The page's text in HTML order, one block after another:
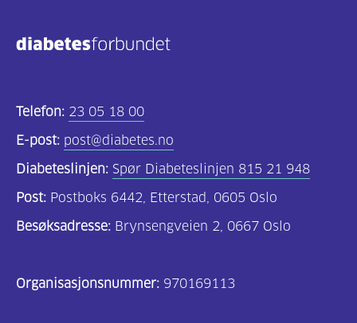
Telefon: 23 05 18 00
E-post: post@diabetes.no
Diabeteslinjen: Spør Diabeteslinjen 815 21 948
Post: Postboks 6442, Etterstad, 0605 Oslo
Besøksadresse: Brynsengveien 2, 0667 Oslo
Organisasjonsnummer: 970169113